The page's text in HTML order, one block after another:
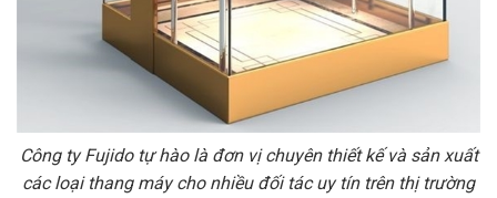
Công ty Fujido tự hào là đơn vị chuyên thiết kế và sản xuất
các loại thang máy cho nhiều đối tác uy tín trên thị trường